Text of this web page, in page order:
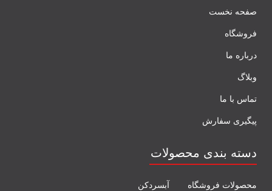
صفحه نخست
فروشگاه
درباره ما
وبلاگ
تماس با ما
پیگیری سفارش
دسته بندی محصولات
محصولات فروشگاه آبسردکن